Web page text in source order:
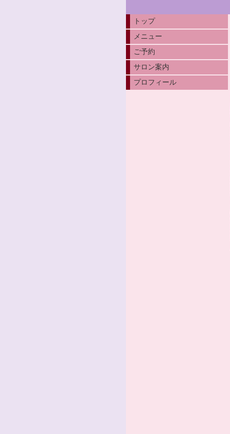
トップ
メニュー
ご予約
サロン案内
プロフィール